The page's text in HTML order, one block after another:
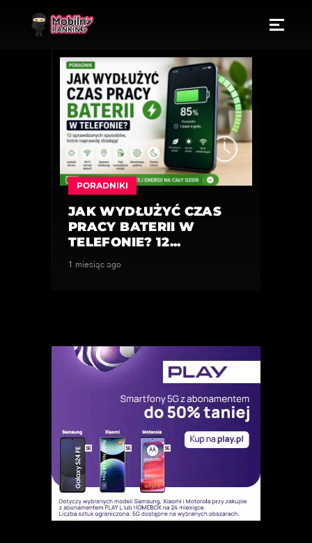
PORADNIKI
JAK WYDŁUŻYĆ CZAS
PRACY BATERII W
TELEFONIE? 12...
1 miesiąc ago